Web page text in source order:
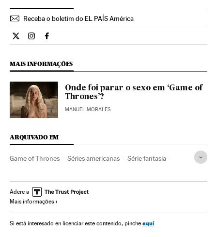
Receba o boletim do EL PAÍS América
Cultura El País Brasil en Twitter
Cultura El País Brasil en Instagram
Cultura El País Brasil en Facebook
MAIS INFORMAÇÕES
Onde foi parar o sexo em ‘Game of
Thrones’?
MANUEL MORALES
ARQUIVADO EM
Game of Thrones Séries americanas Série fantasia
Programação Televisão
Adere a
Mais informações
Si está interesado en licenciar este contenido, pinche aquí